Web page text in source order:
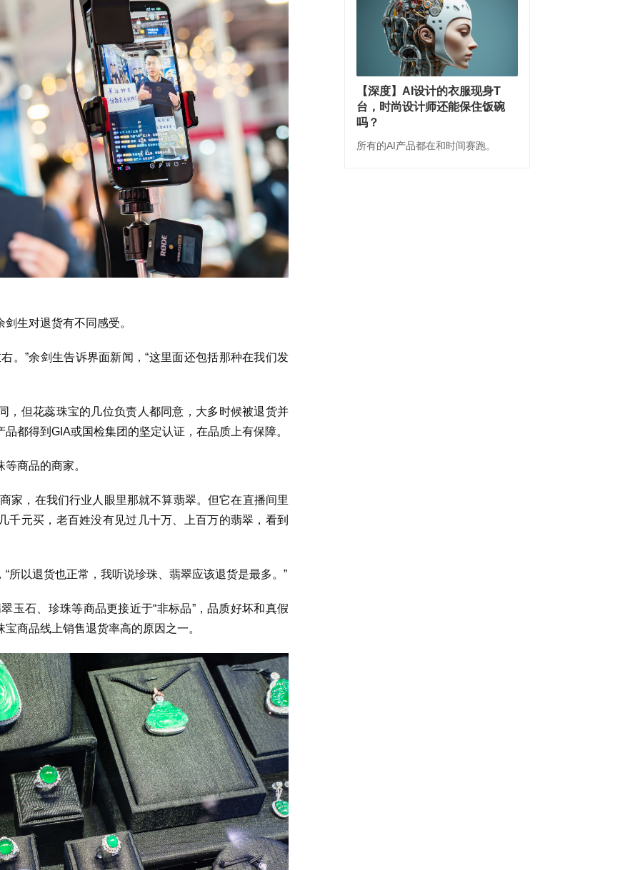
生对退货有不同感受。
。”余剑生告诉界面新闻，“这里面还包括那种在我们发
，但花蕊珠宝的几位负责人都同意，大多时候被退货并
品都得到 GIA或国检集团的坚定认证，在品质上有保障。
商品的商家。
家，在我们行业人眼里那就不算翡翠。但它在直播间里
千元买，老百姓没有见过几十万、上百万的翡翠，看到
“所以退货也正常，我听说珍珠、翡翠应该退货是最多。 ”
玉石、珍珠等商品更接近于“非标品”，品质好坏和真假
商品线上销售退货率高的原因之一。
【深度】AI设计的衣服现身T
台，时尚设计师还能保住饭碗
吗？
所有的AI产品都在和时间赛跑。